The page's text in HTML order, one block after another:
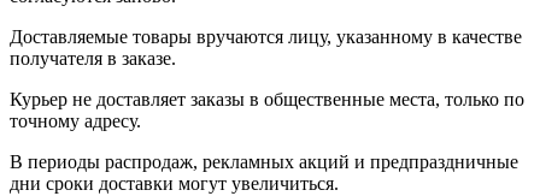
Доставляемые товары вручаются лицу, указанному в качестве
получателя в заказе.
Курьер не доставляет заказы в общественные места, только по
точному адресу.
В периоды распродаж, рекламных акций и предпраздничные
дни сроки доставки могут увеличиться.